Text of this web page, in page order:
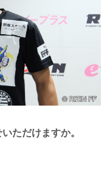
ただけますか。